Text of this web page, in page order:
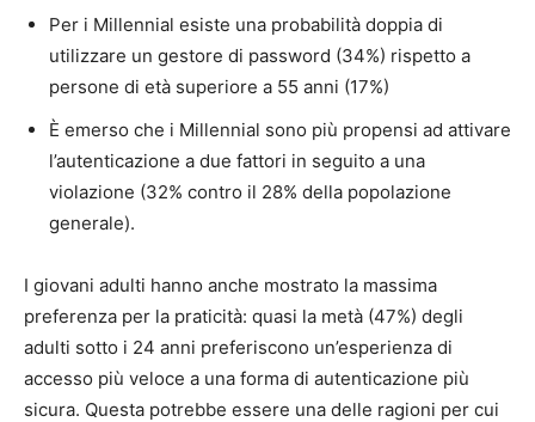
Per i Millennial esiste una probabilità doppia di
utilizzare un gestore di password (34%) rispetto a
persone di età superiore a 55 anni (17%)
È emerso che i Millennial sono più propensi ad attivare
l’autenticazione a due fattori in seguito a una
violazione (32% contro il 28% della popolazione
generale).
I giovani adulti hanno anche mostrato la massima
preferenza per la praticità: quasi la metà (47%) degli
adulti sotto i 24 anni preferiscono un’esperienza di
accesso più veloce a una forma di autenticazione più
sicura. Questa potrebbe essere una delle ragioni per cui